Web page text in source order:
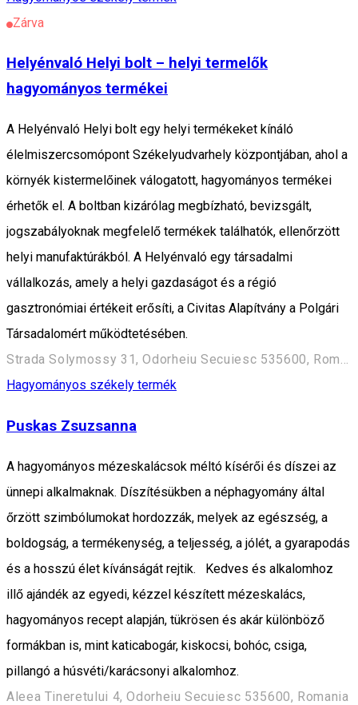
Zárva
Helyénvaló Helyi bolt – helyi termelők
hagyományos termékei
A Helyénvaló Helyi bolt egy helyi termékeket kínáló
élelmiszercsomópont Székelyudvarhely központjában, ahol a
környék kistermelőinek válogatott, hagyományos termékei
érhetők el. A boltban kizárólag megbízható, bevizsgált,
jogszabályoknak megfelelő termékek találhatók, ellenőrzött
helyi manufaktúrákból. A Helyénvaló egy társadalmi
vállalkozás, amely a helyi gazdaságot és a régió
gasztronómiai értékeit erősíti, a Civitas Alapítvány a Polgári
Társadalomért működtetésében.
Strada Solymossy 31, Odorheiu Secuiesc 535600, Románia
Hagyományos székely termék
Puskas Zsuzsanna
A hagyományos mézeskalácsok méltó kísérői és díszei az
ünnepi alkalmaknak. Díszítésükben a néphagyomány által
őrzött szimbólumokat hordozzák, melyek az egészség, a
boldogság, a termékenység, a teljesség, a jólét, a gyarapodás
és a hosszú élet kívánságát rejtik. Kedves és alkalomhoz
illő ajándék az egyedi, kézzel készített mézeskalács,
hagyományos recept alapján, tükrösen és akár különböző
formákban is, mint katicabogár, kiskocsi, bohóc, csiga,
pillangó a húsvéti/karácsonyi alkalomhoz.
Aleea Tineretului 4, Odorheiu Secuiesc 535600, Romania